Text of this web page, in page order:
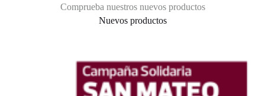
Comprueba nuestros nuevos productos
Nuevos productos